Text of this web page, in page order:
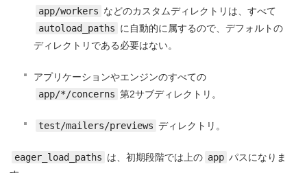
app/workers などのカスタムディレクトリは、すべて
autoload_paths に自動的に属するので、デフォルトの
ディレクトリである必要はない。
アプリケーションやエンジンのすべての
app/*/concerns 第2サブディレクトリ。
test/mailers/previews ディレクトリ。
eager_load_paths は、初期段階では上の app パスになりま